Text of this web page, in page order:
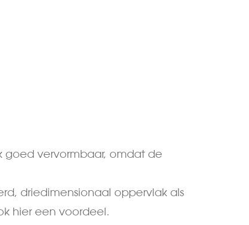
goed vervormbaar, omdat de
driedimensionaal oppervlak als
hier een voordeel.